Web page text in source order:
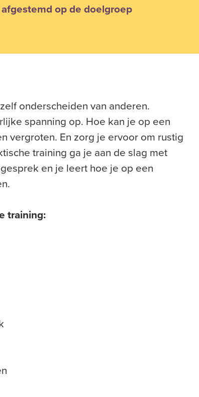
op de doelgroep
onderscheiden van anderen.
spanning op. Hoe kan je op een
vergroten. En zorg je ervoor om rustig
training ga je aan de slag met
en je leert hoe je op een
training: